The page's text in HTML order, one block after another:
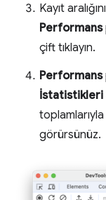
Kayıt
Performans
çift tıklayın.
Performans
İstatistikleri
görürsünüz.